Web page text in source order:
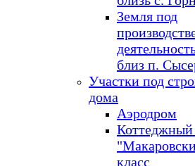
Земля под
близ п.
Участки под
дома
Аэродром
Коттеджный
класс